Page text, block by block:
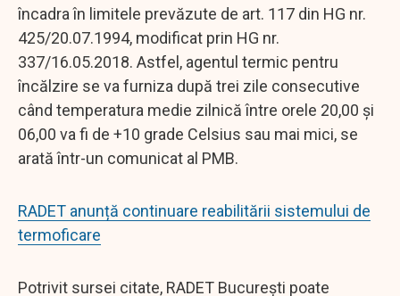
încadra în limitele prevăzute de art. 117 din HG nr.
425/20.07.1994, modificat prin HG nr.
337/16.05.2018. Astfel, agentul termic pentru
încălzire se va furniza după trei zile consecutive
când temperatura medie zilnică între orele 20,00 şi
06,00 va fi de +10 grade Celsius sau mai mici, se
arată într-un comunicat al PMB.
RADET anunță continuare reabilitării sistemului de
termoficare
Potrivit sursei citate, RADET Bucureşti poate